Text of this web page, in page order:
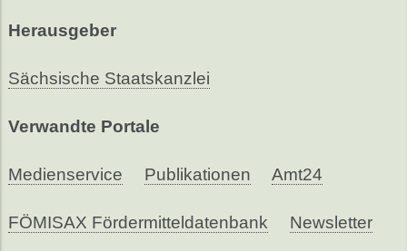
Herausgeber
Sächsische Staatskanzlei
Verwandte Portale
Medienservice Publikationen Amt24
FÖMISAX Fördermitteldatenbank Newsletter